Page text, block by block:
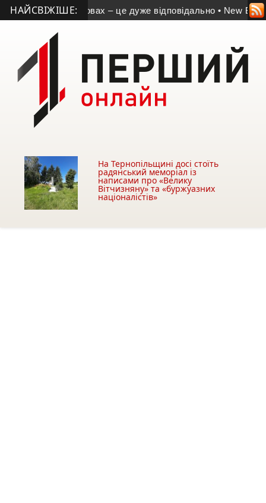
НАЙСВІЖІШЕ:умовах – це дуже відповідально • New Brain:
На Тернопільщині досі стоїть
радянський меморіал із
написами про «Велику
Вітчизняну» та «буржуазних
націоналістів»